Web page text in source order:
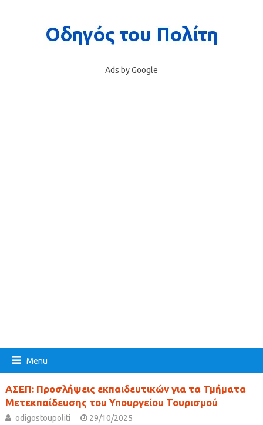
Ads by Google
Menu
ΑΣΕΠ: Προσλήψεις εκπαιδευτικών για τα Τμήματα
Μετεκπαίδευσης του Υπουργείου Τουρισμού
odigostoupoliti
29/10/2025